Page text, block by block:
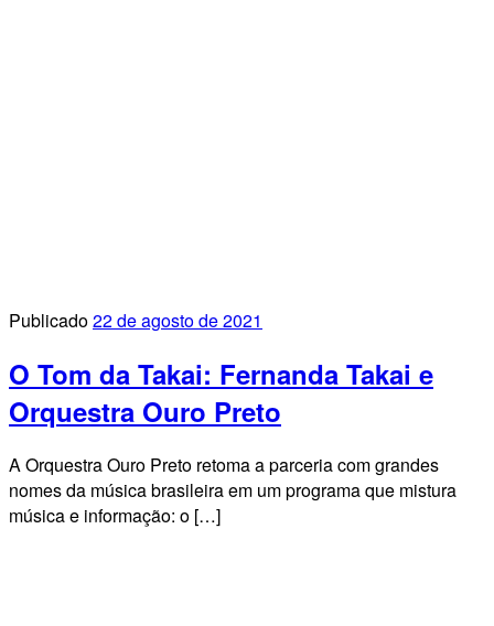
Publicado22 de agosto de 2021
O Tom da Takai: Fernanda Takai e
Orquestra Ouro Preto
A Orquestra Ouro Preto retoma a parceria com grandes
nomes da música brasileira em um programa que mistura
música e informação: o […]